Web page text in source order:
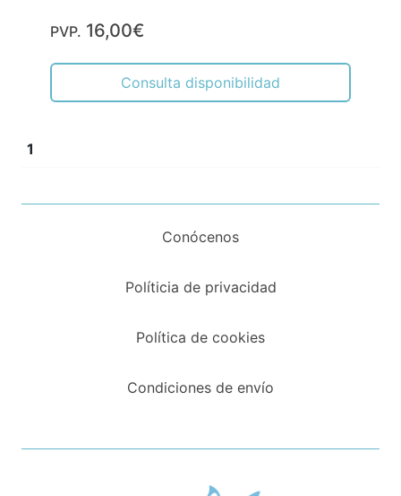
PVP. 16,00€
Consulta disponibilidad
1
Conócenos
Políticia de privacidad
Política de cookies
Condiciones de envío